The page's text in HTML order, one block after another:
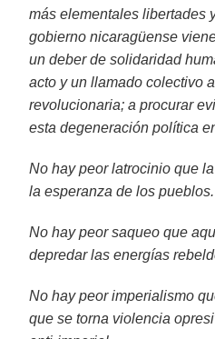
más elementales libertades
gobierno nicaragüense
un deber de solidaridad
acto y un llamado colectivo
revolucionaria; a procurar
esta degeneración política
No hay peor latrocinio que
la esperanza de los pueblos.
No hay peor saqueo que
depredar las energías
No hay peor imperialismo
que se torna violencia